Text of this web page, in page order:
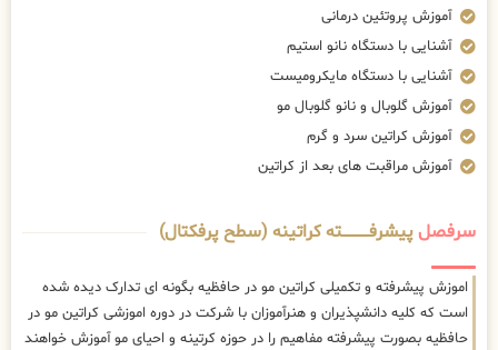
آموزش پروتئین درمانی
آشنایی با دستگاه نانو استیم
آشنایی با دستگاه مایکرومیست
آموزش گلوبال و نانو گلوبال مو
آموزش کراتین سرد و گرم
آموزش مراقبت های بعد از کراتین
سرفصلپیشرفــــــــــــته کراتینه (سطح پرفکتال)
اموزش پیشرفته و تکمیلی کراتین مو در حافظیه بگونه ای تدارک دیده شده
است که کلیه دانشپذیران و هنرآموزان با شرکت در دوره اموزشی کراتین مو در
حافظیه بصورت پیشرفته مفاهیم را در حوزه کرتینه و احیای مو آموزش خواهند